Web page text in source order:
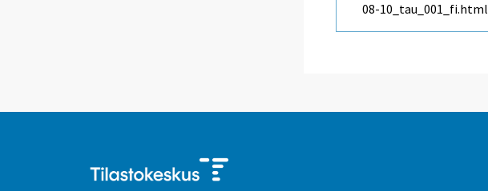
08-10_tau_001_fi.html